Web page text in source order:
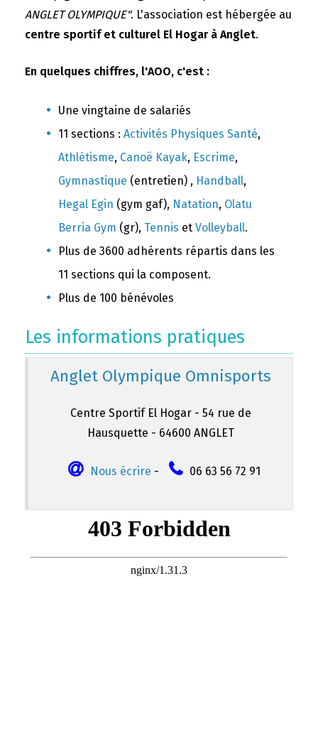
ANGLET OLYMPIQUE". L'association est hébergée au
centre sportif et culturel El Hogar à Anglet.
En quelques chiffres, l'AOO, c'est :
Une vingtaine de salariés
11 sections : Activités Physiques Santé,
Athlétisme, Canoë Kayak, Escrime,
Gymnastique (entretien) , Handball,
Hegal Egin (gym gaf), Natation, Olatu
Berria Gym (gr), Tennis et Volleyball.
Plus de 3600 adhérents répartis dans les
11 sections qui la composent.
Plus de 100 bénévoles
Les informations pratiques
Anglet Olympique Omnisports
Centre Sportif El Hogar - 54 rue de
Hausquette - 64600 ANGLET
Nous écrire - 06 63 56 72 91